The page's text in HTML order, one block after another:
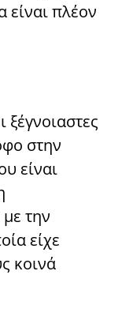
είναι πλέον
ξέγνοιαστες
στην
είναι
την
είχε
κοινά